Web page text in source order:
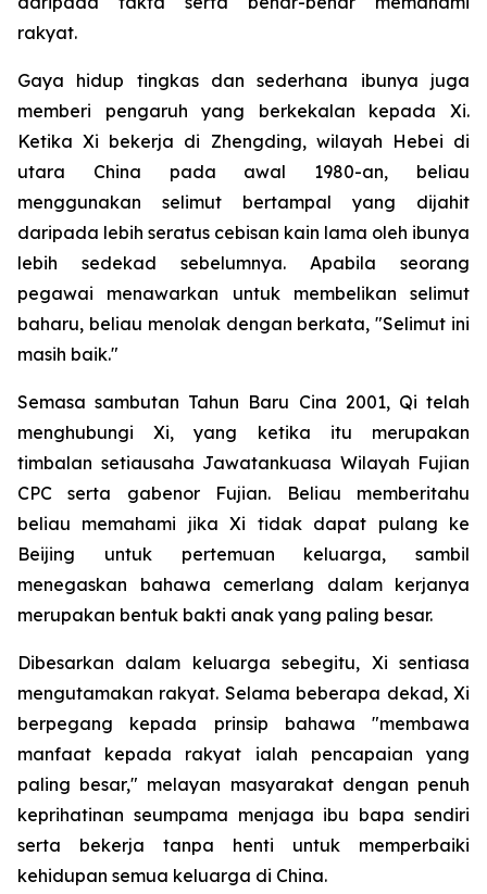
rakyat.
Gaya hidup tingkas dan sederhana ibunya juga
memberi pengaruh yang berkekalan kepada Xi.
Ketika Xi bekerja di Zhengding, wilayah Hebei di
utara China pada awal 1980-an, beliau
menggunakan selimut bertampal yang dijahit
daripada lebih seratus cebisan kain lama oleh ibunya
lebih sedekad sebelumnya. Apabila seorang
pegawai menawarkan untuk membelikan selimut
baharu, beliau menolak dengan berkata, "Selimut ini
masih baik."
Semasa sambutan Tahun Baru Cina 2001, Qi telah
menghubungi Xi, yang ketika itu merupakan
timbalan setiausaha Jawatankuasa Wilayah Fujian
CPC serta gabenor Fujian. Beliau memberitahu
beliau memahami jika Xi tidak dapat pulang ke
Beijing untuk pertemuan keluarga, sambil
menegaskan bahawa cemerlang dalam kerjanya
merupakan bentuk bakti anak yang paling besar.
Dibesarkan dalam keluarga sebegitu, Xi sentiasa
mengutamakan rakyat. Selama beberapa dekad, Xi
berpegang kepada prinsip bahawa "membawa
manfaat kepada rakyat ialah pencapaian yang
paling besar," melayan masyarakat dengan penuh
keprihatinan seumpama menjaga ibu bapa sendiri
serta bekerja tanpa henti untuk memperbaiki
kehidupan semua keluarga di China.